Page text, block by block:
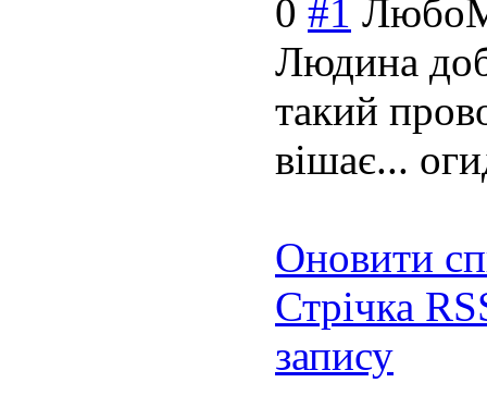
0 #1
Людина
такий
вішає...
Оновити
Стрічка
запису